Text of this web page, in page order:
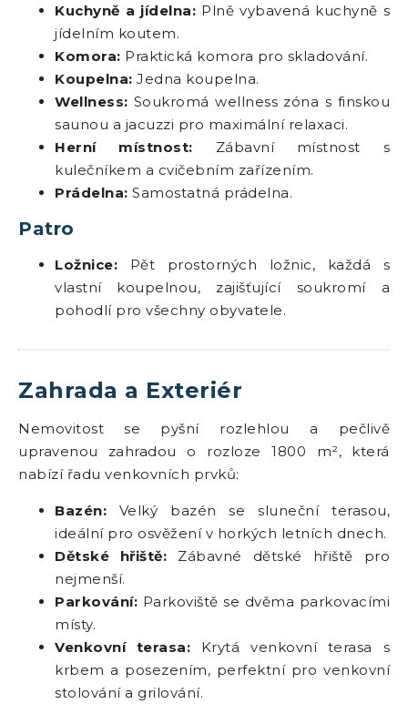
Kuchyně a jídelna: Plně vybavená kuchyně s
jídelním koutem.
Komora: Praktická komora pro skladování.
Koupelna: Jedna koupelna.
Wellness: Soukromá wellness zóna s finskou
saunou a jacuzzi pro maximální relaxaci.
Herní místnost: Zábavní místnost s
kulečníkem a cvičebním zařízením.
Prádelna: Samostatná prádelna.
Patro
Ložnice: Pět prostorných ložnic, každá s
vlastní koupelnou, zajišťující soukromí a
pohodlí pro všechny obyvatele.
Zahrada a Exteriér
Nemovitost se pyšní rozlehlou a pečlivě
upravenou zahradou o rozloze 1800 m², která
nabízí řadu venkovních prvků:
Bazén: Velký bazén se sluneční terasou,
ideální pro osvěžení v horkých letních dnech.
Dětské hřiště: Zábavné dětské hřiště pro
nejmenší.
Parkování: Parkoviště se dvěma parkovacími
místy.
Venkovní terasa: Krytá venkovní terasa s
krbem a posezením, perfektní pro venkovní
stolování a grilování.